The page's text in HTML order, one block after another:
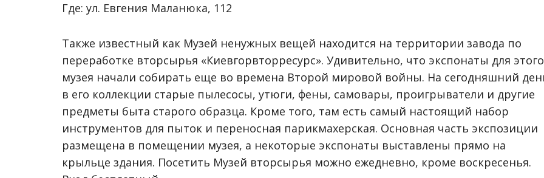
Где: ул. Евгения Маланюка, 112
Также известный как Музей ненужных вещей находится на территории завода по
переработке вторсырья «Киевгорвторресурс». Удивительно, что экспонаты для этого
музея начали собирать еще во времена Второй мировой войны. На сегодняшний
в его коллекции старые пылесосы, утюги, фены, самовары, проигрыватели и другие
предметы быта старого образца. Кроме того, там есть самый настоящий набор
инструментов для пыток и переносная парикмахерская. Основная часть экспозиции
размещена в помещении музея, а некоторые экспонаты выставлены прямо на
крыльце здания. Посетить Музей вторсырья можно ежедневно, кроме воскресенья.